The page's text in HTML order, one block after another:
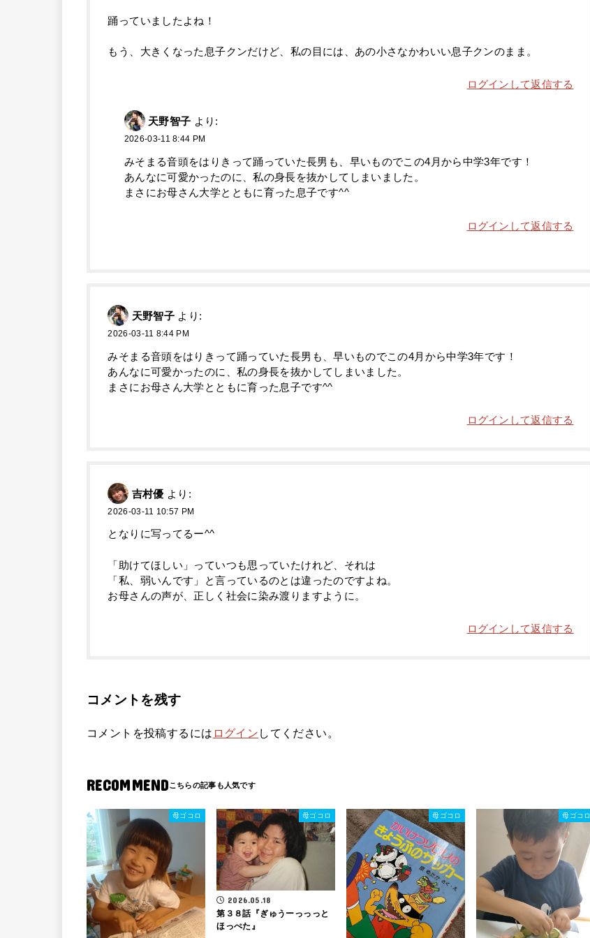
踊っていましたよね！
もう、大きくなった息子クンだけど、私の目には、あの小さなかわいい息子クンのまま。
ログインして返信する
天野智子 より:
2026-03-11 8:44 PM
みそまる音頭をはりきって踊っていた長男も、早いものでこの4月から中学3年です！
あんなに可愛かったのに、私の身長を抜かしてしまいました。
まさにお母さん大学とともに育った息子です^^
ログインして返信する
天野智子 より:
2026-03-11 8:44 PM
みそまる音頭をはりきって踊っていた長男も、早いものでこの4月から中学3年です！
あんなに可愛かったのに、私の身長を抜かしてしまいました。
まさにお母さん大学とともに育った息子です^^
ログインして返信する
吉村優 より:
2026-03-11 10:57 PM
となりに写ってるー^^
「助けてほしい」っていつも思っていたけれど、それは
「私、弱いんです」と言っているのとは違ったのですよね。
お母さんの声が、正しく社会に染み渡りますように。
ログインして返信する
コメントを残す
コメントを投稿するには ログイン してください。
RECOMMEND
母ゴコロ 母ゴコロ
2026.05.18
第３８話『ぎゅうーっっっと
ほっぺた』
母ゴコロ 母ゴコロ